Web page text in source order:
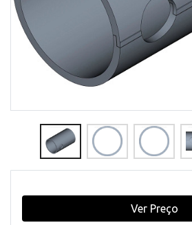
Ver Preço